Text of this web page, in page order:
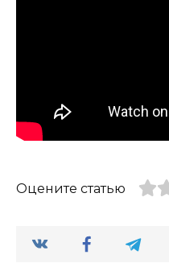
Оцените статью